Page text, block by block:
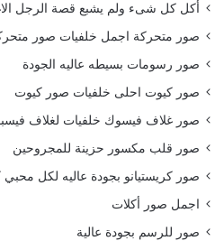
أكل كل شىء ولم يشبع قصة الرجل
صور متحركة اجمل خلفيات صور
صور رسومات بسيطه عاليه الجودة
صور كيوت احلى خلفيات صور كيوت
صور غلاف فيسوك خلفيات لغلاف
صور قلب مكسور حزينة للمجروحين
صور كريستيانو بجودة عاليه لكل محبي
اجمل صور أكلات
صور للرسم بجودة عالية